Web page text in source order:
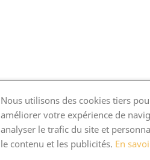
Nous utilisons des cookies tiers
améliorer votre expérience de
analyser le trafic du site et
le contenu et les publicités. En